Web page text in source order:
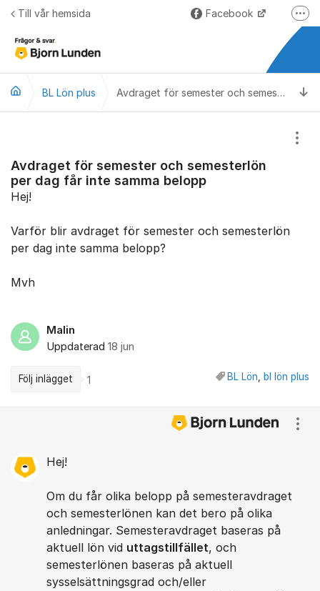
Hoppa till innehåll
Till vår hemsida Facebook
Björnkoll – Blogg
BL Lön plus Avdraget för semester och semesterlön per dag får inte samma belopp
Avdraget för semester och semesterlön
per dag får inte samma belopp
Hej!
Varför blir avdraget för semester och semesterlön
per dag inte samma belopp?
Mvh
Malin
Uppdaterad 18 jun
BL Lön bl lön plus
Följ inlägget 1
Hej!
Om du får olika belopp på semesteravdraget
och semesterlönen kan det bero på olika
anledningar. Semesteravdraget baseras på
aktuell lön vid uttagstillfället, och
semesterlönen baseras på aktuell
sysselsättningsgrad och/eller